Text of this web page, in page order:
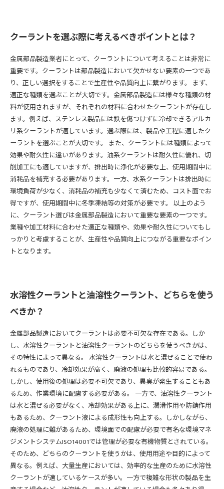
クーラントを選ぶ際に考えるべきポイントとは？
金属部品製造業者にとって、クーラントについて考えることは非常に
重要です。クーラントは部品製造において欠かせない要素の一つであ
り、正しい選択をすることで生産性や品質向上に繋がります。 まず、
適正な種類を選ぶことが大切です。金属部品製造には様々な種類の材
料が使用されますが、それぞれの材料に合わせたクーラントが存在し
ます。例えば、ステンレス製品には鉄を傷つけずに冷却できるアルカ
リ系クーラントが適しています。選ぶ際には、製品や工程に適したク
ーラントを選ぶことが大切です。 また、クーラントには種類によって
効果や耐久性に違いがあります。油系クーラントは耐久性に優れ、切
削加工にも適していますが、排出時に浄化が必要な上、使用期間中に
消耗品を補充する必要があります。一方、水系クーラントは排出時に
環境負荷が少なく、消耗品の補充も少なくて済むため、コスト面でお
得ですが、使用期間中に冬季凍結等の対策が必要です。 以上のよう
に、クーラント選びは金属部品製造において重要な要素の一つです。
業種や加工材料に合わせた適正な種類や、効果や耐久性についてもし
っかりと考慮することが、生産性や品質向上につながる重要なポイン
トとなります。
水溶性クーラントと油溶性クーラント、どちらを使う
べきか？
金属部品製造においてクーラントは必要不可欠な存在である。しか
し、水溶性クーラントと油溶性クーラントのどちらを使うべきかは、
その特性によって異なる。 水溶性クーラントは水と混ぜることで使わ
れるものであり、冷却効果が高く、廃液の処理も比較的容易である。
しかし、使用後の処理は必要不可欠であり、異臭が発生することもあ
るため、作業環境に配慮する必要がある。 一方で、油溶性クーラント
は水と混ぜる必要がなく、冷却効果がある上に、潤滑作用や防錆作用
もあるため、クーラント液による成形性も向上する。しかしながら、
廃液の処理に難があるため、環境面での配慮が必要で有名な環境マネ
ジメントシステムISO14001では管理が必要な有機物質とされている。
そのため、どちらのクーラントを使うかは、使用用途や目的によって
異なる。例えば、大量生産においては、効率的な生産のために水溶性
クーラントが適しているケースが多い。一方で複雑な形状の製品を生